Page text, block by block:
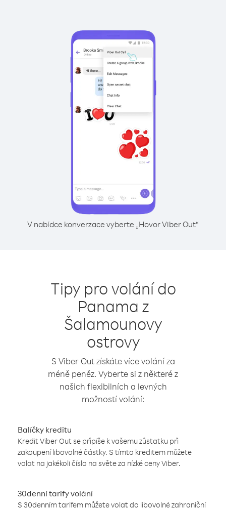
V nabídce konverzace vyberte „Hovor Viber Out“
Tipy pro volání do
Panama z
Šalamounovy
ostrovy
S Viber Out získáte více volání za
méně peněz. Vyberte si z některé z
našich flexibilních a levných
možností volání:
Balíčky kreditu
Kredit Viber Out se připíše k vašemu zůstatku při
zakoupení libovolné částky. S tímto kreditem můžete
volat na jakékoli číslo na světe za nízké ceny Viber.
30denní tarify volání
S 30denním tarifem můžete volat do libovolné zahraniční